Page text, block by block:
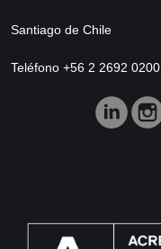
Santiago de Chile
Teléfono +56 2 2692 0200